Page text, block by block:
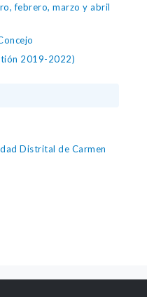
febrero, marzo y abril
2019-2022)
Distrital de Carmen